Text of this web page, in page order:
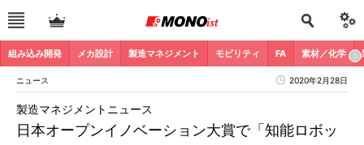
組み込み開発 メカ設計 製造マネジメント モビリティ FA 素材／化学
ニュース 2020年2月28日
日本オープンイノベーション大賞で「知能ロボッ
製造マネジメントニュース